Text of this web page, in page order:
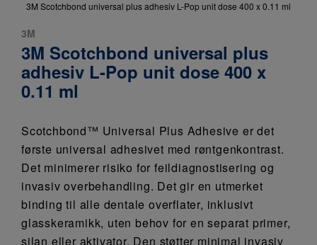
3M Scotchbond universal plus adhesiv L-Pop unit dose 400 x 0.11 ml
3M
3M Scotchbond universal plus
adhesiv L-Pop unit dose 400 x
0.11 ml
Scotchbond™ Universal Plus Adhesive er det
første universal adhesivet med røntgenkontrast.
Det minimerer risiko for feildiagnostisering og
invasiv overbehandling. Det gir en utmerket
binding til alle dentale overflater, inklusivt
glasskeramikk, uten behov for en separat primer,
silan eller aktivator. Den støtter minimal invasiv